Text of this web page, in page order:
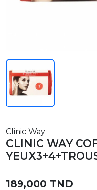
Clinic Way
CLINIC WAY
189,000 TND